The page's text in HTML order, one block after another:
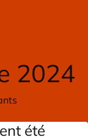
2024
été